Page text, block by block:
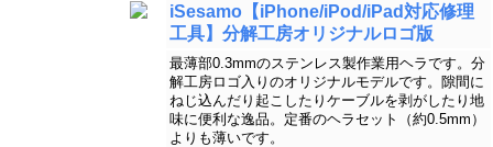
iSesamo【iPhone/iPod/iPad対応修理
工具】分解工房オリジナルロゴ版
最薄部0.3mmのステンレス製作業用ヘラです。分
解工房ロゴ入りのオリジナルモデルです。隙間に
ねじ込んだり起こしたりケーブルを剥がしたり地
味に便利な逸品。定番のヘラセット（約0.5mm）
よりも薄いです。